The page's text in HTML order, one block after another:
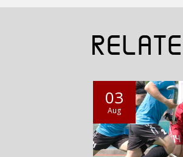
03
Aug